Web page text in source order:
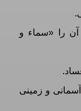
را «سماء و
و زمینی